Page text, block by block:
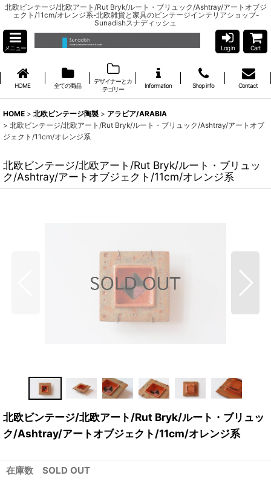
北欧ビンテージ/北欧アート/Rut Bryk/ルート・ブリュック/Ashtray/アートオブジ
ェクト/11cm/オレンジ系-北欧雑貨と家具のビンテージインテリアショップ-
Sunadishスナディッシュ
メニュー Log in Cart
HOME 全ての商品
デザイナーとカ
テゴリー
Information Shop info Contact
HOME > 北欧ビンテージ陶製 > アラビア/ARABIA
> 北欧ビンテージ/北欧アート/Rut Bryk/ルート・ブリュック/Ashtray/アートオブ
ジェクト/11cm/オレンジ系
北欧ビンテージ/北欧アート/Rut Bryk/ルート・ブリュッ
ク/Ashtray/アートオブジェクト/11cm/オレンジ系
北欧ビンテージ/北欧アート/Rut Bryk/ルート・ブリュッ
ク/Ashtray/アートオブジェクト/11cm/オレンジ系
在庫数 SOLD OUT